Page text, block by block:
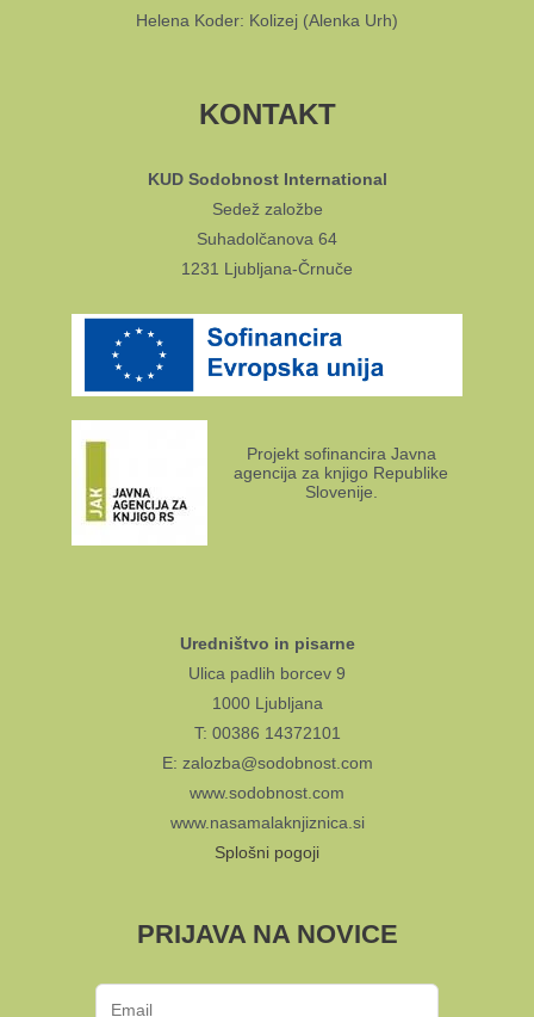
Helena Koder: Kolizej (Alenka Urh)
KONTAKT
KUD Sodobnost International
Sedež založbe
Suhadolčanova 64
1231 Ljubljana-Črnuče
Projekt sofinancira Javna
agencija za knjigo Republike
Slovenije.
Uredništvo in pisarne
Ulica padlih borcev 9
1000 Ljubljana
T: 00386 14372101
E: zalozba@sodobnost.com
www.sodobnost.com
www.nasamalaknjiznica.si
Splošni pogoji
PRIJAVA NA NOVICE